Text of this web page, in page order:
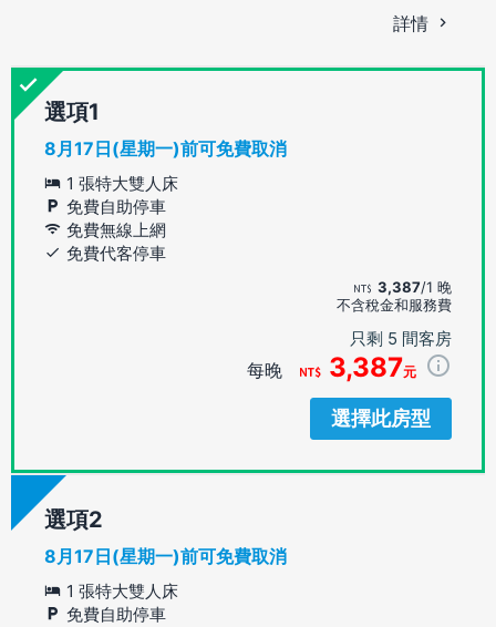
詳情
選項
8月17日(星期一)前可免費取消
1 張特大雙人床
免費自助停車
免費無線上網
免費代客停車
3,387/1 晚
不含稅金和服務費
只剩 5 間客房
每晚 3,387元
選擇此房型
選項
8月17日(星期一)前可免費取消
1 張特大雙人床
免費自助停車